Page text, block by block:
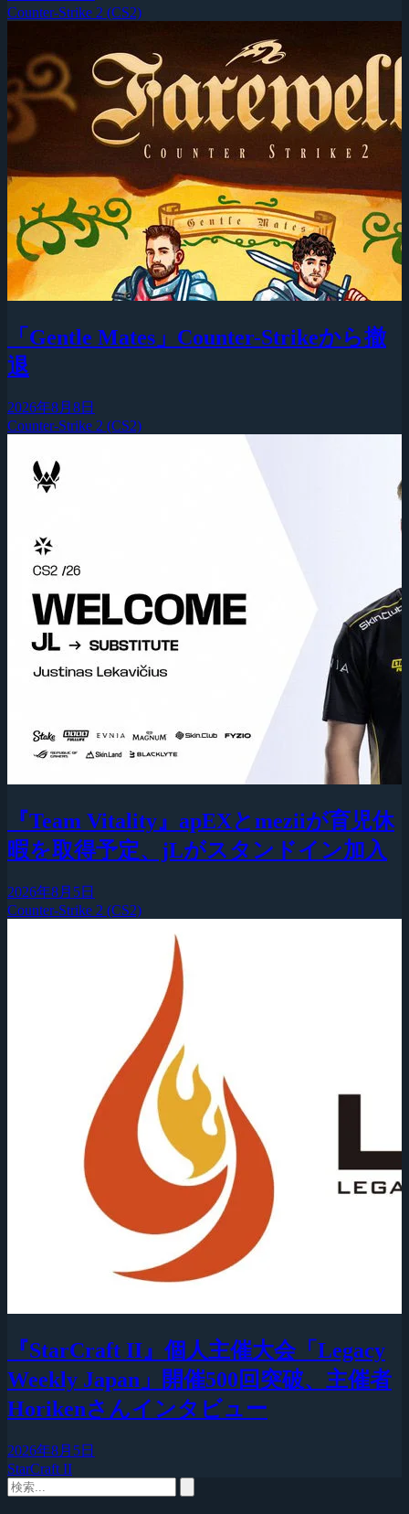
Counter-Strike 2 (CS2)
「Gentle Mates」Counter-Strikeから撤
退
2026年8月8日
Counter-Strike 2 (CS2)
『Team Vitality』apEXとmeziiが育児休
暇を取得予定、jLがスタンドイン加入
2026年8月5日
Counter-Strike 2 (CS2)
『StarCraft II』個人主催大会「Legacy
Weekly Japan」開催500回突破、主催者
Horikenさんインタビュー
2026年8月5日
StarCraft II